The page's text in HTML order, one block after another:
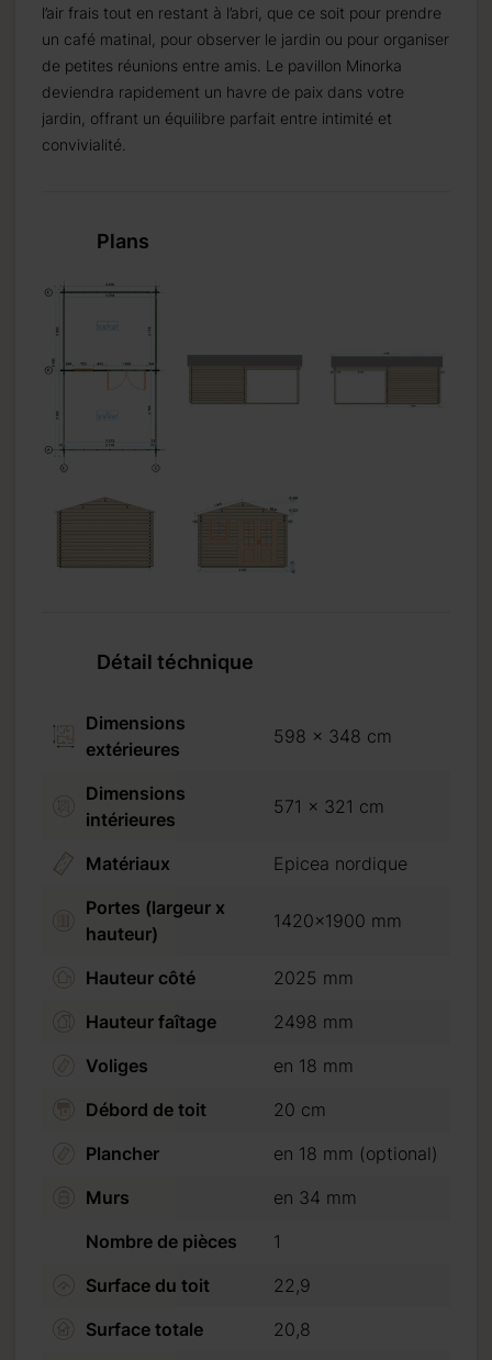
l’air frais tout en restant à l’abri, que ce soit pour prendre
un café matinal, pour observer le jardin ou pour organiser
de petites réunions entre amis. Le pavillon Minorka
deviendra rapidement un havre de paix dans votre
jardin, offrant un équilibre parfait entre intimité et
convivialité.
Plans
Détail téchnique
Dimensions
extérieures
598 x 348 cm
Dimensions
intérieures
571 x 321 cm
Matériaux
Epicea nordique
Portes (largeur x
hauteur)
1420x1900 mm
Hauteur côté
2025 mm
Hauteur faîtage
2498 mm
Voliges
en 18 mm
Débord de toit
20 cm
Plancher
en 18 mm (optional)
Murs
en 34 mm
Nombre de pièces
1
Surface du toit
22,9
Surface totale
20,8